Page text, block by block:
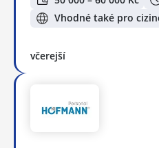
Vhodné také pro
včerejší